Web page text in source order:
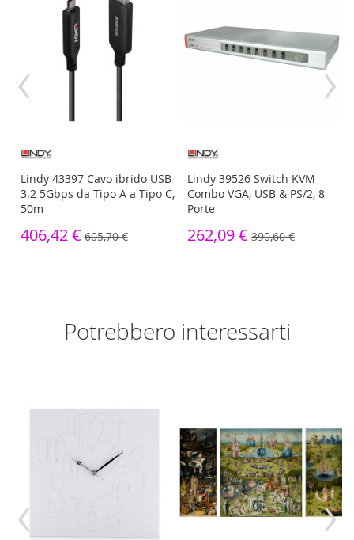
Lindy 43397 Cavo ibrido USB
3.2 5Gbps da Tipo A a Tipo C,
50m
406,42 € 605,70 €
Lindy 39526 Switch KVM
Combo VGA, USB & PS/2, 8
Porte
262,09 € 390,60 €
‹ ›
Potrebbero interessarti
‹ ›